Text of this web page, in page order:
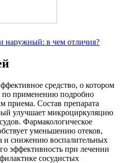
наружный: в чем отличия?
средство, о котором
по применению подробно
приема. Состав препарата
улучшает микроциркуляцию
Фармакологическое
уменьшению отеков,
и снижению воспалительных
эффективность при лечении
сосудистых